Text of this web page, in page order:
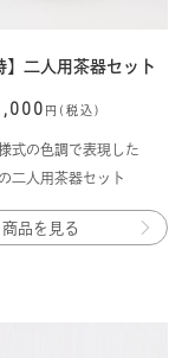
】二人用茶器セット
円(税込)
式の色調で表現した
二人用茶器セット
商品を見る